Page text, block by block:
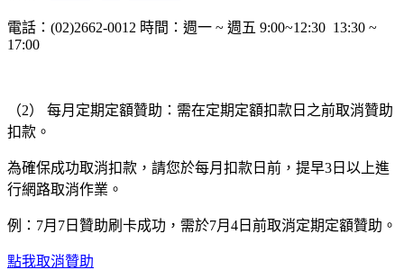
電話：(02)2662-0012 時間：週一 ~ 週五 9:00~12:30 13:30 ~
17:00
（2） 每月定期定額贊助：需在定期定額扣款日之前取消贊助
扣款。
為確保成功取消扣款，請您於每月扣款日前，提早3日以上進
行網路取消作業。
例：7月7日贊助刷卡成功，需於7月4日前取消定期定額贊助。
點我取消贊助